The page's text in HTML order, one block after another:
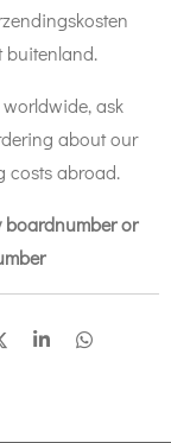
buitenland.
ask
about our
costs abroad.
boardnumber or
S
D